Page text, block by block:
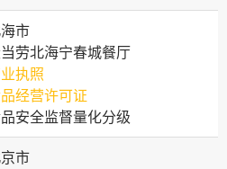
市
劳北海宁春城餐厅
执照
经营许可证
安全监督量化分级
市